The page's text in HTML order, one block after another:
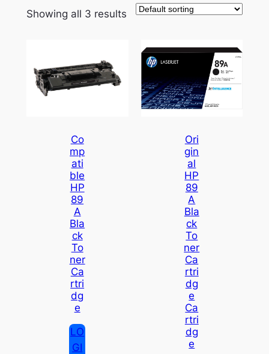
Showing all 3 results
Co
Mp
Ati
Ble
HP
89
A
Bla
Ck
To
Ner
Ca
Rtri
Dg
E
LO
GI
Ori
Gin
Al
HP
89
A
Bla
Ck
To
Ner
Ca
Rtri
Dg
E
Ca
Rtri
Dg
E